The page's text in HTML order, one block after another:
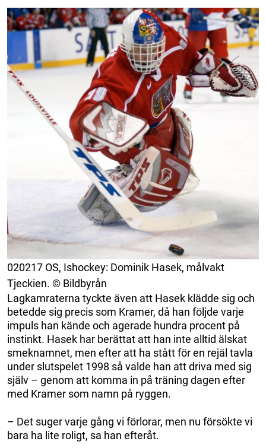
020217 OS, Ishockey: Dominik Hasek, målvakt
Tjeckien. © Bildbyrån
Lagkamraterna tyckte även att Hasek klädde sig och
betedde sig precis som Kramer, då han följde varje
impuls han kände och agerade hundra procent på
instinkt. Hasek har berättat att han inte alltid älskat
smeknamnet, men efter att ha stått för en rejäl tavla
under slutspelet 1998 så valde han att driva med sig
själv – genom att komma in på träning dagen efter
med Kramer som namn på ryggen.
– Det suger varje gång vi förlorar, men nu försökte vi
bara ha lite roligt, sa han efteråt.